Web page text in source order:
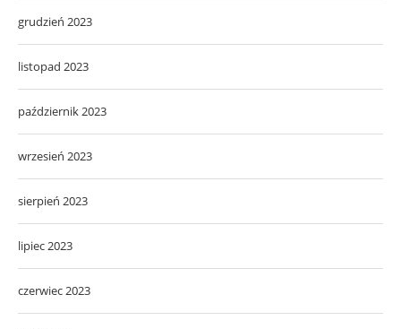
grudzień 2023
listopad 2023
październik 2023
wrzesień 2023
sierpień 2023
lipiec 2023
czerwiec 2023